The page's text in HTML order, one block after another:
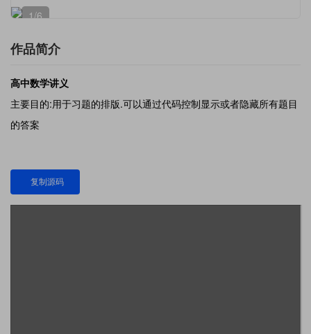
1/6
作品简介
高中数学讲义
主要目的:用于习题的排版.可以通过代码控制显示或者隐藏所有题目
的答案
复制源码